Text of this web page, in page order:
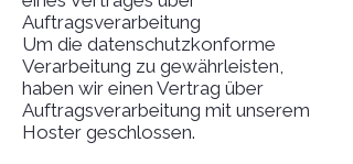
Auftragsverarbeitung
Um die datenschutzkonforme
Verarbeitung zu gewährleisten,
haben wir einen Vertrag über
Auftragsverarbeitung mit unserem
Hoster geschlossen.